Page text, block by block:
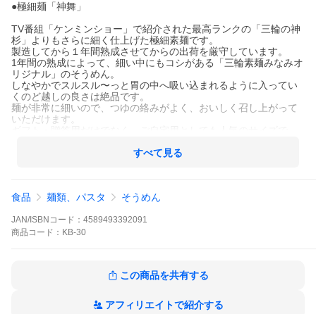
●極細麺「神舞」
TV番組「ケンミンショー」で紹介された最高ランクの「三輪の神
杉」よりもさらに細く仕上げた極細素麺です。
製造してから１年間熟成させてからの出荷を厳守しています。
1年間の熟成によって、細い中にもコシがある「三輪素麺みなみオ
リジナル」のそうめん。
しなやかでスルスル〜っと胃の中へ吸い込まれるように入ってい
くのど越しの良さは絶品です。
麺が非常に細いので、つゆの絡みがよく、おいしく召し上がって
いただけます。
●包装：化粧箱入り
すべて見る
食品 麺類、パスタ そうめん
JAN/ISBNコード： 4589493392091
商品 コード： KB-30
この商品を共有する
アフィリエイトで紹介する